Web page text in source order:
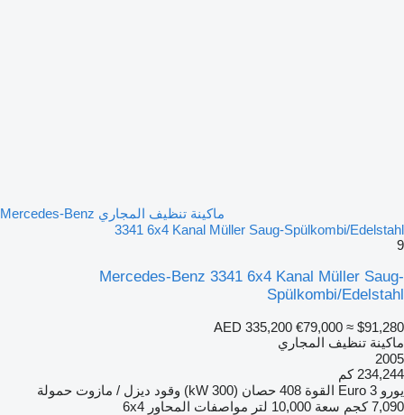
ماكينة تنظيف المجاري Mercedes-Benz
3341 6x4 Kanal Müller Saug-Spülkombi/Edelstahl
9
Mercedes-Benz 3341 6x4 Kanal Müller Saug-
Spülkombi/Edelstahl
AED 335,200 €79,000 ≈ $91,280
ماكينة تنظيف المجاري
2005
234,244 كم
يورو Euro 3 القوة 408 حصان (300 kW) وقود ديزل / مازوت حمولة
7,090 كجم
سعة 10,000 لتر مواصفات المحاور 6x4